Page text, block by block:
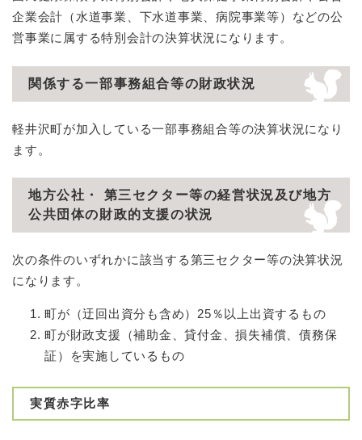
企業会計（水道事業、下水道事業、病院事業等）などの公
営事業に属する特別会計の決算状況になります。
関係する一部事務組合等の財政状況
軽井沢町が加入している一部事務組合等の決算状況になり
ます。
地方公社・ 第三セクター等の経営状況及び地方
公共団体の財政的支援の状況
次の条件のいずれかに該当する第三セクター等の決算状況
になります。
町が（迂回出資分も含め）25％以上出資するもの
町が財政支援（補助金、貸付金、損失補償、債務保
証）を実施しているもの
実質赤字比率